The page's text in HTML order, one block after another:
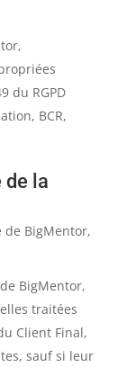
du RGPD
BCR,
de la
de BigMentor,
BigMentor,
traitées
Client Final,
sauf si leur